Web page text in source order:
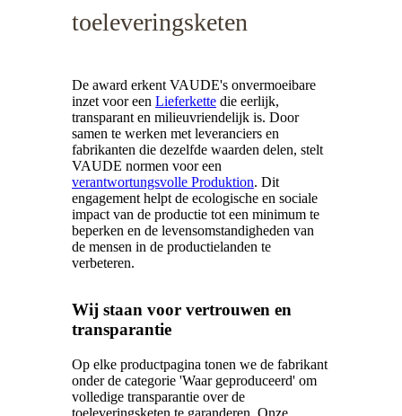
toeleveringsketen
De award erkent VAUDE's onvermoeibare
inzet voor een Lieferkette die eerlijk,
transparant en milieuvriendelijk is. Door
samen te werken met leveranciers en
fabrikanten die dezelfde waarden delen, stelt
VAUDE normen voor een
verantwortungsvolle Produktion. Dit
engagement helpt de ecologische en sociale
impact van de productie tot een minimum te
beperken en de levensomstandigheden van
de mensen in de productielanden te
verbeteren.
Wij staan voor vertrouwen en
transparantie
Op elke productpagina tonen we de fabrikant
onder de categorie 'Waar geproduceerd' om
volledige transparantie over de
toeleveringsketen te garanderen. Onze